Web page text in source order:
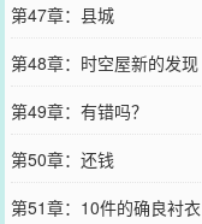
第47章：县城
第48章：时空屋新的发现
第49章：有错吗？
第50章：还钱
第51章：10件的确良衬衣